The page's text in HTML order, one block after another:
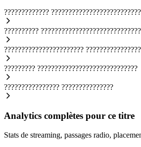
?????????????
??????????
???????????????????????
????????? ?????????????????????????????
???????????????? ???????????????
Analytics complètes pour ce titre
Stats de streaming, passages radio,